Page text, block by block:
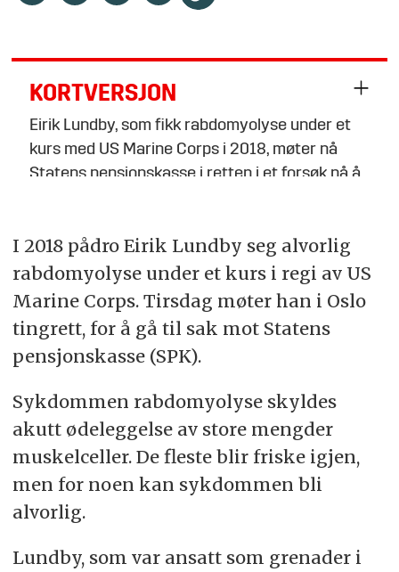
KORTVERSJON
Eirik Lundby, som fikk rabdomyolyse under et
kurs med US Marine Corps i 2018, møter nå
Statens pensjonskasse i retten i et forsøk på å
Til tross for tidligere avslag fra flere instanser,
håper Lundby at et bedre bevisbilde vil føre til
en positiv endring i systemet for
forsikringsdekning i Forsvaret.
Oppsummeringen er generert av kunstig
I 2018 pådro Eirik Lundby seg alvorlig
rabdomyolyse under et kurs i regi av US
Marine Corps. Tirsdag møter han i Oslo
tingrett, for å gå til sak mot Statens
pensjonskasse (SPK).
Sykdommen rabdomyolyse skyldes
akutt ødeleggelse av store mengder
muskelceller. De fleste blir friske igjen,
men for noen kan sykdommen bli
alvorlig.
Lundby, som var ansatt som grenader i